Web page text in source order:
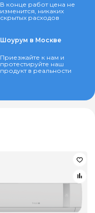
В конце работ цена не
изменится, никаких
скрытых расходов
Шоурум в Москве
Приезжайте к нам и
протестируйте наш
продукт в реальности